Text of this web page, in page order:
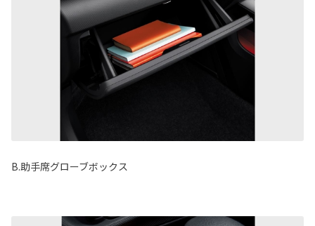
B.助手席グローブボックス